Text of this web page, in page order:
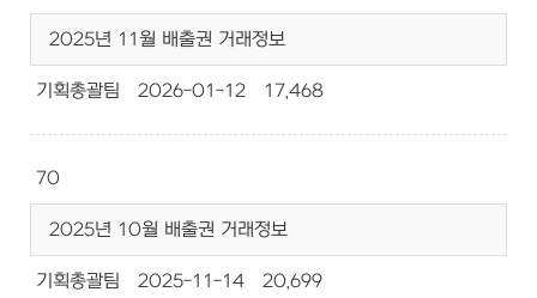
2025년 11월 배출권 거래정보
기획총괄팀 2026-01-12 17,468
70
2025년 10월 배출권 거래정보
기획총괄팀 2025-11-14 20,699